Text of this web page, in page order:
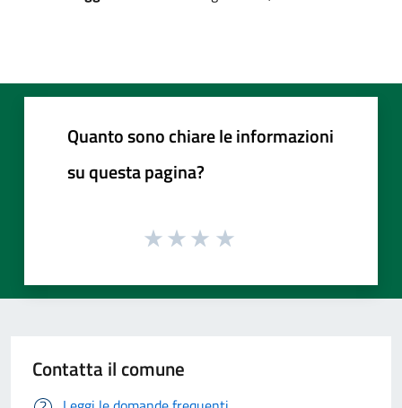
Quanto sono chiare le informazioni
su questa pagina?
Contatta il comune